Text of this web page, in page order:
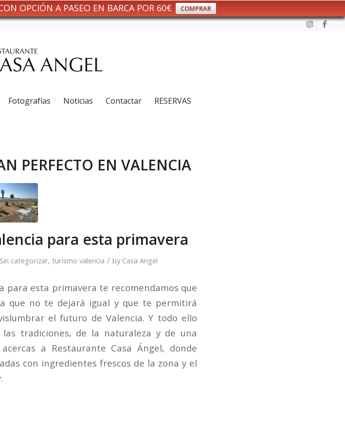
OPCIÓN A PASEO EN BARCA POR 60€ COMPRAR
Fotografías Noticias Contactar RESERVAS
PERFECTO EN VALENCIA
para esta primavera
Sin categorizar, turismo valencia / by Casa Angel
para esta primavera te recomendamos que
que no te dejará igual y que te permitirá
el futuro de Valencia. Y todo ello
tradiciones, de la naturaleza y de una
a Restaurante Casa Ángel, donde
con ingredientes frescos de la zona y el